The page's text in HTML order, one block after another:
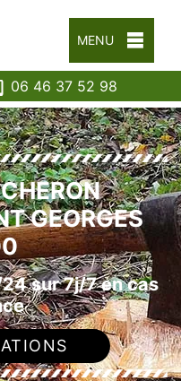
MENU
06 46 37 52 98
GEORGES
sur 7j/7 en cas